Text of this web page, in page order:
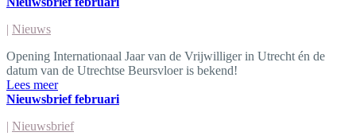
| Nieuws
Opening Internationaal Jaar van de Vrijwilliger in Utrecht én de
datum van de Utrechtse Beursvloer is bekend!
Lees meer
Nieuwsbrief februari
| Nieuwsbrief